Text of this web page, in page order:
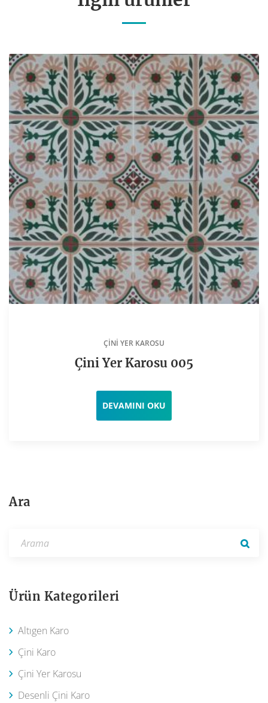
ÇINI YER KAROSU
Çini Yer Karosu 005
DEVAMINI OKU
Ara
Ürün Kategorileri
Altıgen Karo
Çini Karo
Çini Yer Karosu
Desenli Çini Karo